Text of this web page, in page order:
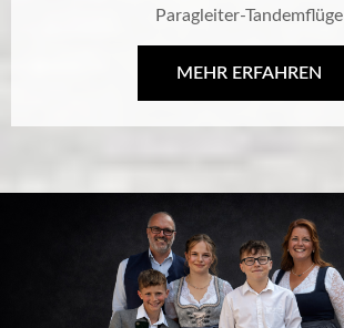
Paragleiter-Tandemflüge
MEHR ERFAHREN